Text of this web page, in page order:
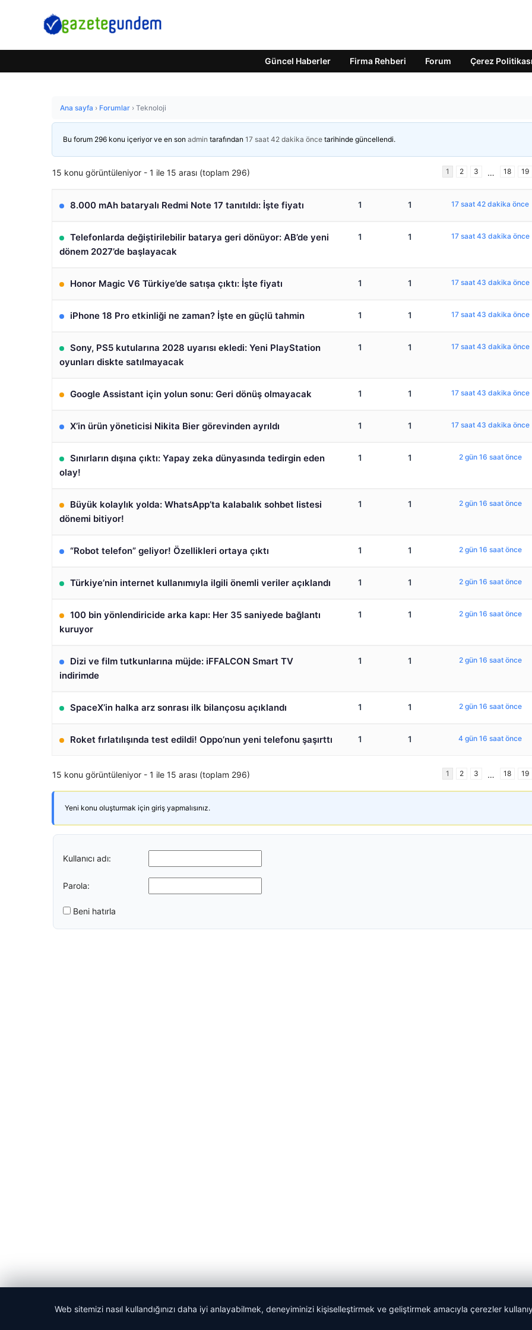
Güncel Haberler Firma Rehberi Forum Çerez Politikası
Ana sayfa › Forumlar › Teknoloji
Bu forum 296 konu içeriyor ve en son admin tarafından 17 saat 42 dakika önce tarihinde güncellendi.
15 konu görüntüleniyor - 1 ile 15 arası (toplam 296) 1 2 3 … 18 19
8.000 mAh bataryalı Redmi Note 17 tanıtıldı: İşte fiyatı 1 1 17 saat 42 dakika önce
Telefonlarda değiştirilebilir batarya geri dönüyor: AB’de yeni
dönem 2027’de başlayacak
1 1 17 saat 43 dakika önce
Honor Magic V6 Türkiye’de satışa çıktı: İşte fiyatı 1 1 17 saat 43 dakika önce
iPhone 18 Pro etkinliği ne zaman? İşte en güçlü tahmin 1 1 17 saat 43 dakika önce
Sony, PS5 kutularına 2028 uyarısı ekledi: Yeni PlayStation
oyunları diskte satılmayacak
1 1 17 saat 43 dakika önce
Google Assistant için yolun sonu: Geri dönüş olmayacak 1 1 17 saat 43 dakika önce
X’in ürün yöneticisi Nikita Bier görevinden ayrıldı 1 1 17 saat 43 dakika önce
Sınırların dışına çıktı: Yapay zeka dünyasında tedirgin eden
olay!
1 1 2 gün 16 saat önce
Büyük kolaylık yolda: WhatsApp’ta kalabalık sohbet listesi
dönemi bitiyor!
1 1 2 gün 16 saat önce
“Robot telefon” geliyor! Özellikleri ortaya çıktı 1 1 2 gün 16 saat önce
Türkiye’nin internet kullanımıyla ilgili önemli veriler açıklandı 1 1 2 gün 16 saat önce
100 bin yönlendiricide arka kapı: Her 35 saniyede bağlantı
kuruyor
1 1 2 gün 16 saat önce
Dizi ve film tutkunlarına müjde: iFFALCON Smart TV
indirimde
1 1 2 gün 16 saat önce
SpaceX’in halka arz sonrası ilk bilançosu açıklandı 1 1 2 gün 16 saat önce
Roket fırlatılışında test edildi! Oppo’nun yeni telefonu şaşırttı 1 1 4 gün 16 saat önce
15 konu görüntüleniyor - 1 ile 15 arası (toplam 296) 1 2 3 … 18 19
Yeni konu oluşturmak için giriş yapmalısınız.
Kullanıcı adı:
Parola:
Beni hatırla
Web sitemizi nasıl kullandığınızı daha iyi anlayabilmek, deneyiminizi kişiselleştirmek ve geliştirmek amacıyla çerezler